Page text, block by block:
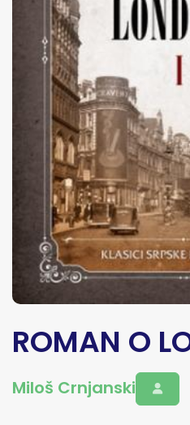
ROMAN O
Miloš Crnjanski